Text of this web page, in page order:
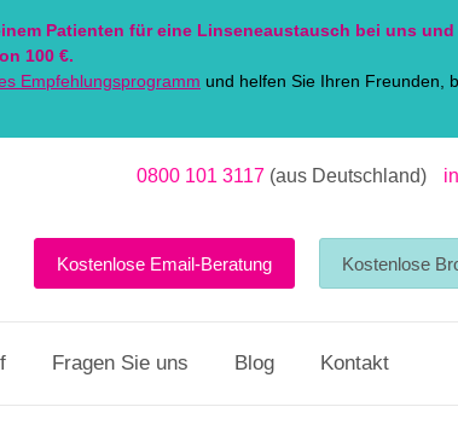
Patienten für eine Linseneaustausch bei uns und
100 €.
Empfehlungsprogramm und helfen Sie Ihren Freunden,
0800 101 3117 (aus Deutschland)
Fragen Sie uns Blog Kontakt
Kostenlose Email-Beratung Kostenlose